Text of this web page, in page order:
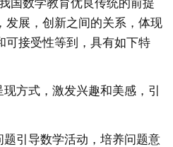
国数学教育优良传统的前提
发展，创新之间的关系，体现
可接受性等到，具有如下特
方式，激发兴趣和美感，引
引导数学活动，培养问题意